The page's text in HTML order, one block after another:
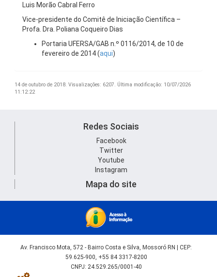
Luis Morão Cabral Ferro
Vice-presidente do Comitê de Iniciação Científica –
Profa. Dra. Poliana Coqueiro Dias
Portaria UFERSA/GAB n.º 0116/2014, de 10 de
fevereiro de 2014 (aqui)
14 de outubro de 2018. Visualizações: 6207. Última modificação: 10/07/2026
11:12:22
Redes Sociais
Facebook
Twitter
Youtube
Instagram
Mapa do site
Av. Francisco Mota, 572 - Bairro Costa e Silva, Mossoró RN | CEP:
59.625-900, +55 84 3317-8200
CNPJ: 24.529.265/0001-40